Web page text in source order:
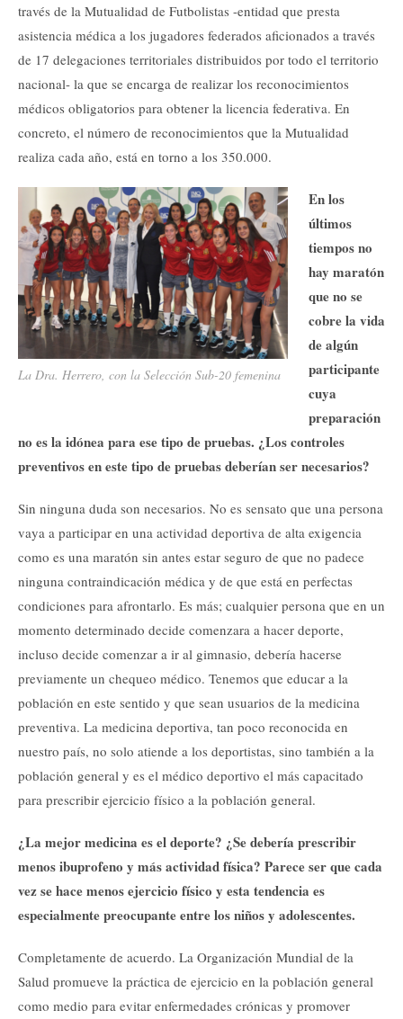
través de la Mutualidad de Futbolistas -entidad que presta
asistencia médica a los jugadores federados aficionados a través
de 17 delegaciones territoriales distribuidos por todo el territorio
nacional- la que se encarga de realizar los reconocimientos
médicos obligatorios para obtener la licencia federativa. En
concreto, el número de reconocimientos que la Mutualidad
realiza cada año, está en torno a los 350.000.
La Dra. Herrero, con la Selección Sub-20 femenina
En los
últimos
tiempos no
hay maratón
que no se
cobre la vida
de algún
participante
cuya
preparación
no es la idónea para ese tipo de pruebas. ¿Los controles
preventivos en este tipo de pruebas deberían ser necesarios?
Sin ninguna duda son necesarios. No es sensato que una persona
vaya a participar en una actividad deportiva de alta exigencia
como es una maratón sin antes estar seguro de que no padece
ninguna contraindicación médica y de que está en perfectas
condiciones para afrontarlo. Es más; cualquier persona que en un
momento determinado decide comenzara a hacer deporte,
incluso decide comenzar a ir al gimnasio, debería hacerse
previamente un chequeo médico. Tenemos que educar a la
población en este sentido y que sean usuarios de la medicina
preventiva. La medicina deportiva, tan poco reconocida en
nuestro país, no solo atiende a los deportistas, sino también a la
población general y es el médico deportivo el más capacitado
para prescribir ejercicio físico a la población general.
¿La mejor medicina es el deporte? ¿Se debería prescribir
menos ibuprofeno y más actividad física? Parece ser que cada
vez se hace menos ejercicio físico y esta tendencia es
especialmente preocupante entre los niños y adolescentes.
Completamente de acuerdo. La Organización Mundial de la
Salud promueve la práctica de ejercicio en la población general
como medio para evitar enfermedades crónicas y promover